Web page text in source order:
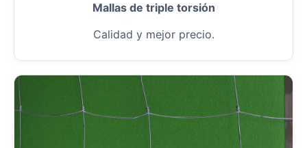
Mallas de triple torsión
Calidad y mejor precio.